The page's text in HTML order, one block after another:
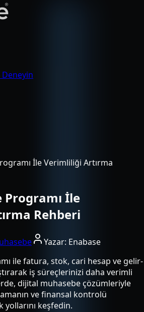
İle Verimliliği Artırma
Programı İle
Rehberi
Yazar: Enabase
ile fatura, stok, cari hesap ve gelir-
iş süreçlerinizi daha verimli
dijital muhasebe çözümleriyle
ve finansal kontrolü
keşfedin.